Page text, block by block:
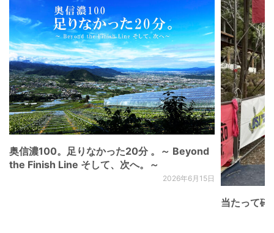
奥信濃100。足りなかった20分 。～ Beyond
the Finish Line そして、次へ。～
2026年6月15日
当たって砕